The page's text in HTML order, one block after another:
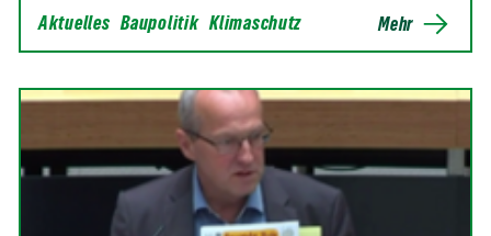
Aktuelles Baupolitik Klimaschutz Mehr